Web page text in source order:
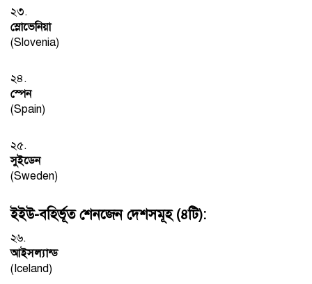
২৩.
স্লোভেনিয়া
(Slovenia)
২৪.
স্পেন
(Spain)
২৫.
সুইডেন
(Sweden)
ইইউ-বহির্ভূত শেনজেন দেশসমূহ (৪টি):
২৬.
আইসল্যান্ড
(Iceland)